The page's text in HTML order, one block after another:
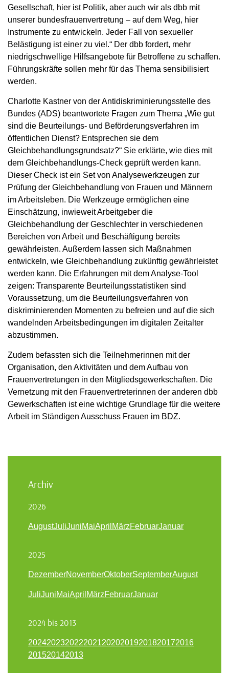
Gesellschaft, hier ist Politik, aber auch wir als dbb mit
unserer bundesfrauenvertretung – auf dem Weg, hier
Instrumente zu entwickeln. Jeder Fall von sexueller
Belästigung ist einer zu viel.“ Der dbb fordert, mehr
niedrigschwellige Hilfsangebote für Betroffene zu schaffen.
Führungskräfte sollen mehr für das Thema sensibilisiert
werden.
Charlotte Kastner von der Antidiskriminierungsstelle des
Bundes (ADS) beantwortete Fragen zum Thema „Wie gut
sind die Beurteilungs- und Beförderungsverfahren im
öffentlichen Dienst? Entsprechen sie dem
Gleichbehandlungsgrundsatz?“ Sie erklärte, wie dies mit
dem Gleichbehandlungs-Check geprüft werden kann.
Dieser Check ist ein Set von Analysewerkzeugen zur
Prüfung der Gleichbehandlung von Frauen und Männern
im Arbeitsleben. Die Werkzeuge ermöglichen eine
Einschätzung, inwieweit Arbeitgeber die
Gleichbehandlung der Geschlechter in verschiedenen
Bereichen von Arbeit und Beschäftigung bereits
gewährleisten. Außerdem lassen sich Maßnahmen
entwickeln, wie Gleichbehandlung zukünftig gewährleistet
werden kann. Die Erfahrungen mit dem Analyse-Tool
zeigen: Transparente Beurteilungsstatistiken sind
Voraussetzung, um die Beurteilungsverfahren von
diskriminierenden Momenten zu befreien und auf die sich
wandelnden Arbeitsbedingungen im digitalen Zeitalter
abzustimmen.
Zudem befassten sich die Teilnehmerinnen mit der
Organisation, den Aktivitäten und dem Aufbau von
Frauenvertretungen in den Mitgliedsgewerkschaften. Die
Vernetzung mit den Frauenvertreterinnen der anderen dbb
Gewerkschaften ist eine wichtige Grundlage für die weitere
Arbeit im Ständigen Ausschuss Frauen im BDZ.
Archiv
2026
AugustJuliJuniMaiApril MärzFebruarJanuar
2025
DezemberNovemberOktoberSeptemberAugust
JuliJuniMaiApril MärzFebruarJanuar
2024 bis 2013
202420232022202120202019201820172016
201520142013